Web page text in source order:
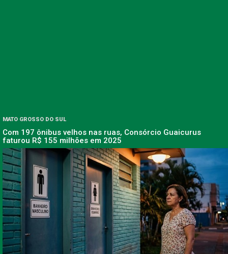
MATO GROSSO DO SUL
Com 197 ônibus velhos nas ruas, Consórcio Guaicurus
faturou R$ 155 milhões em 2025